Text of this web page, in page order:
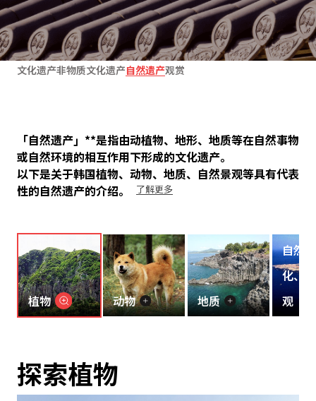
文化遗产非物质文化遗产自然遗产观赏
「自然遗产」**是指由动植物、地形、地质等在自然事物
或自然环境的相互作用下形成的文化遗产。
以下是关于韩国植物、动物、地质、自然景观等具有代表
性的自然遗产的介绍。
了解更多
植物 动物 地质
自然
化、
观
探索植物